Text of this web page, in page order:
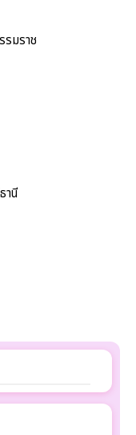
รมราช
านี